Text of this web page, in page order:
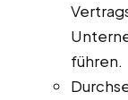
führen.